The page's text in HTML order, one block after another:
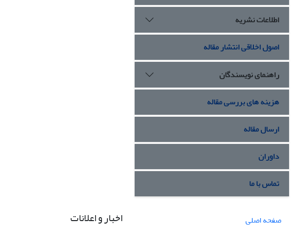
اطلاعات نشریه
اصول اخلاقی انتشار مقاله
راهنمای نویسندگان
هزینه های بررسی مقاله
ارسال مقاله
داوران
تماس با ما
صفحه اصلی
اخبار و اعلانات